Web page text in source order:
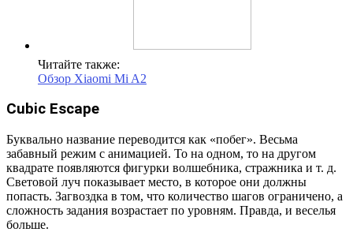
Читайте также:
Обзор Xiaomi Mi A2
Cubic Escape
Буквально название переводится как «побег». Весьма
забавный режим с анимацией. То на одном, то на другом
квадрате появляются фигурки волшебника, стражника и т. д.
Световой луч показывает место, в которое они должны
попасть. Загвоздка в том, что количество шагов ограничено, а
сложность задания возрастает по уровням. Правда, и веселья
больше.